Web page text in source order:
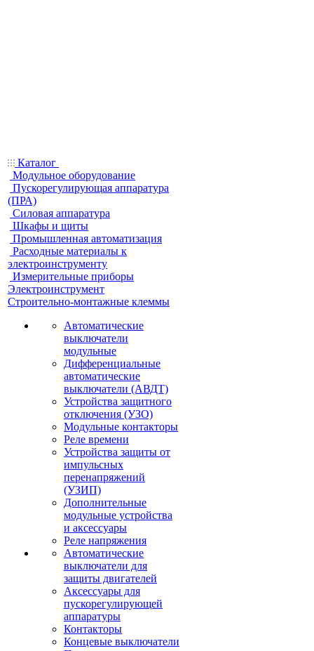
Каталог
Модульное оборудование
Пускорегулирующая аппаратура
(ПРА)
Силовая аппаратура
Шкафы и щиты
Промышленная автоматизация
Расходные материалы к
электроинструменту
Измерительные приборы
Электроинструмент
Строительно-монтажные клеммы
Автоматические
выключатели
модульные
Дифференциальные
автоматические
выключатели (АВДТ)
Устройства защитного
отключения (УЗО)
Модульные контакторы
Реле времени
Устройства защиты от
импульсных
перенапряжений
(УЗИП)
Дополнительные
модульные устройства
и аксессуары
Реле напряжения
Автоматические
выключатели для
защиты двигателей
Аксессуары для
пускорегулирующей
аппаратуры
Контакторы
Концевые выключатели